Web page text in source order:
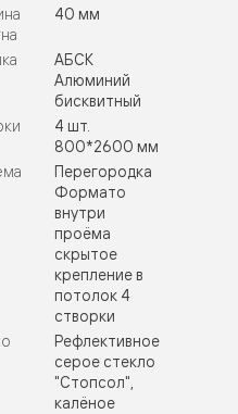
40 мм
АБСК
Алюминий
бисквитный
4 шт.
800*2600 мм
Перегородка
Формато
внутри
проёма
скрытое
крепление в
потолок 4
створки
Рефлективное
серое стекло
"Стопсол",
калёное